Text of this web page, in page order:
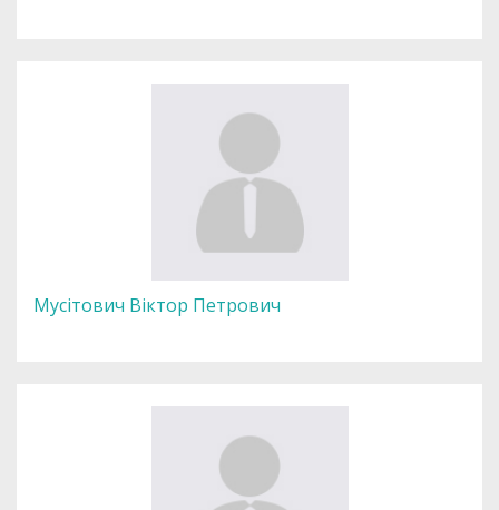
Мусітович Віктор Петрович